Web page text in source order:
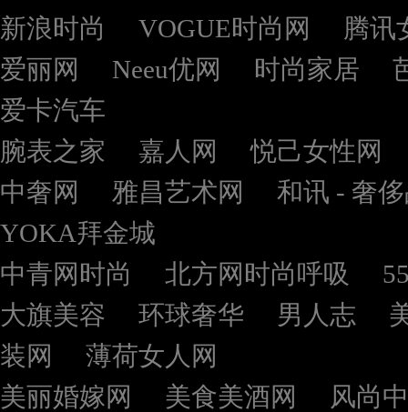
新浪时尚 VOGUE时尚网
腾讯
爱丽网
Neeu优网 时尚家居
爱卡汽车
腕表之家
嘉人网
悦己女性网
中奢网
雅昌艺术网
和讯 - 奢
YOKA拜金城
中青网时尚
北方网时尚呼吸
大旗美容
环球奢华 男人志
装网
薄荷女人网
美丽婚嫁网
美食美酒网
风尚